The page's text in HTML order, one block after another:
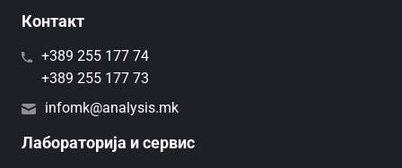
Контакт
+389 255 177 74
+389 255 177 73
infomk@analysis.mk
Лабораторија и сервис